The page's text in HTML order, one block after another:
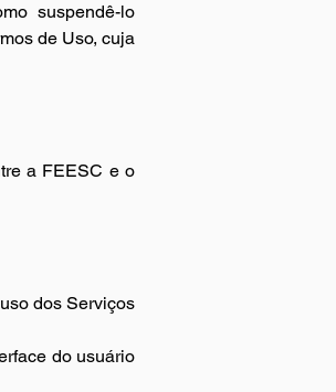
suspendê-lo
de Uso, cuja
a FEESC e o
dos Serviços
do usuário